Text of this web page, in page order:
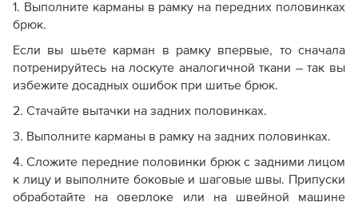
1. Выполните карманы в рамку на передних половинках
брюк.
Если вы шьете карман в рамку впервые, то сначала
потренируйтесь на лоскуте аналогичной ткани – так вы
избежите досадных ошибок при шитье брюк.
2. Стачайте вытачки на задних половинках.
3. Выполните карманы в рамку на задних половинках.
4. Сложите передние половинки брюк с задними лицом
к лицу и выполните боковые и шаговые швы. Припуски
обработайте на оверлоке или на швейной машине